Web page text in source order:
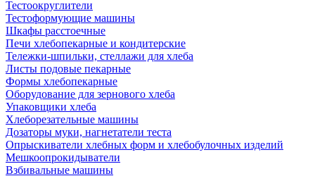
Тестоокруглители
Тестоформующие машины
Шкафы расстоечные
Печи хлебопекарные и кондитерские
Тележки-шпильки, стеллажи для хлеба
Листы подовые пекарные
Формы хлебопекарные
Оборудование для зернового хлеба
Упаковщики хлеба
Хлеборезательные машины
Дозаторы муки, нагнетатели теста
Опрыскиватели хлебных форм и хлебобулочных изделий
Мешкоопрокидыватели
Взбивальные машины